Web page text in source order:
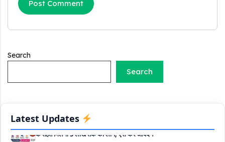
Search
Search
Latest Updates
PM SVANidhi Scheme Apply Online: छोटे दुकानदारों को इस
सब्सिडी
निर्माण लोन योजना से मजदुर साथी ले सकते है दो लाख का लोन, 8 साल नहीं देना
Haryana Shilp Sampada Loan Yojana: हस्तशिल्पियों और